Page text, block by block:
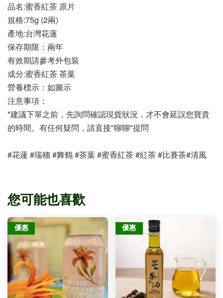
品名:蜜香紅茶 原片
規格:75g (2兩)
產地:台灣花蓮
保存期限：兩年
有效期請參考外包裝
成分:蜜香紅茶 茶葉
營養標示：如圖示
注意事項：
*建議下單之前，先詢問確認現貨狀況，才不會延誤您寶貴
的時間。有任何疑問，請直接"聊聊"提問
#花蓮 #瑞穗 #舞鶴 #茶葉 #蜜香紅茶 #紅茶 #比賽茶#清風
您可能也喜歡
優惠 優惠